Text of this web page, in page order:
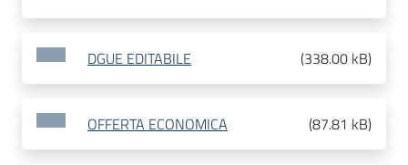
DGUE EDITABILE (338.00 kB)
OFFERTA ECONOMICA (87.81 kB)